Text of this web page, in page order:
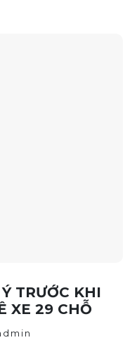
TRƯỚC KHI
XE 29 CHỖ